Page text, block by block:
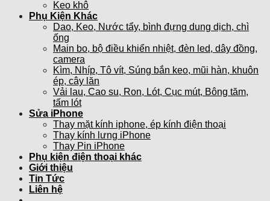
Keo khô
Phụ Kiện Khác
Dao, Keo, Nước tẩy, bình đựng dung dịch, chì
ống
Main bo, bộ điều khiển nhiệt, đèn led, dây đồng,
camera
Kìm, Nhíp, Tô vít, Súng bắn keo, mũi hàn, khuôn
ép, cây lăn
Vải lau, Cao su, Ron, Lót, Cục mút, Bông tăm,
tấm lót
Sửa iPhone
Thay mặt kính iphone, ép kính điện thoại
Thay kính lưng iPhone
Thay Pin iPhone
Phụ kiện điện thoại khác
Giới thiệu
Tin Tức
Liên hệ